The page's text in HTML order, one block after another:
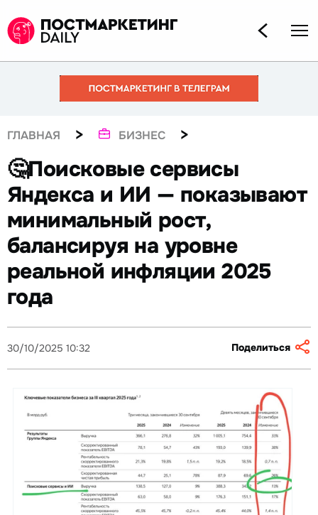
ГЛАВНАЯ > БИЗНЕС >
🤔Поисковые сервисы
Яндекса и ИИ — показывают
минимальный рост,
балансируя на уровне
реальной инфляции 2025
года
30/10/2025 10:32 Поделиться